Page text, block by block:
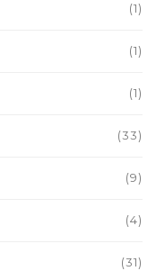
(1)
(1)
(1)
(33)
(9)
(4)
(31)